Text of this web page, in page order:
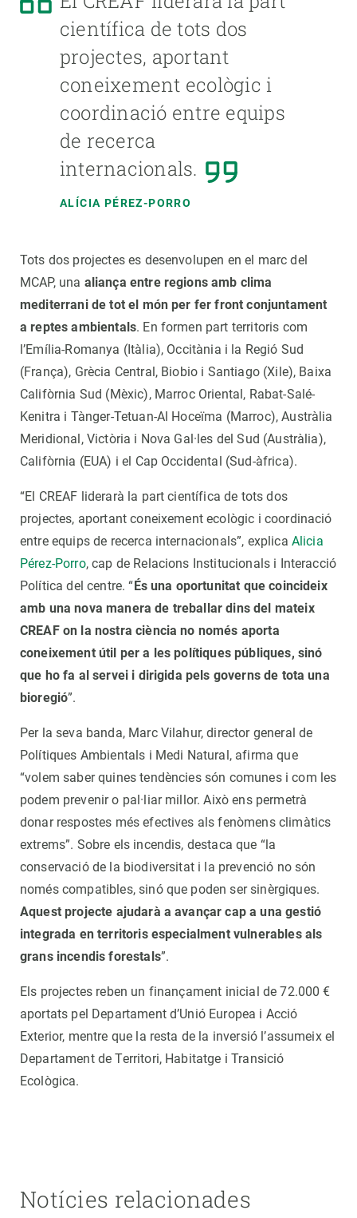
científica de tots dos
projectes, aportant
coneixement ecològic i
coordinació entre equips
de recerca
internacionals.
ALÍCIA PÉREZ-PORRO
Tots dos projectes es desenvolupen en el marc del
MCAP, una aliança entre regions amb clima
mediterrani de tot el món per fer front conjuntament
a reptes ambientals. En formen part territoris com
l’Emília-Romanya (Itàlia), Occitània i la Regió Sud
(França), Grècia Central, Biobio i Santiago (Xile), Baixa
Califòrnia Sud (Mèxic), Marroc Oriental, Rabat-Salé-
Kenitra i Tànger-Tetuan-Al Hoceïma (Marroc), Austràlia
Meridional, Victòria i Nova Gal·les del Sud (Austràlia),
Califòrnia (EUA) i el Cap Occidental (Sud-àfrica).
“El CREAF liderarà la part científica de tots dos
projectes, aportant coneixement ecològic i coordinació
entre equips de recerca internacionals”, explica Alicia
Pérez-Porro, cap de Relacions Institucionals i Interacció
Política del centre. “ És una oportunitat que coincideix
amb una nova manera de treballar dins del mateix
CREAF on la nostra ciència no només aporta
coneixement útil per a les polítiques públiques, sinó
que ho fa al servei i dirigida pels governs de tota una
bioregió”.
Per la seva banda, Marc Vilahur, director general de
Polítiques Ambientals i Medi Natural, afirma que
“volem saber quines tendències són comunes i com les
podem prevenir o pal·liar millor. Això ens permetrà
donar respostes més efectives als fenòmens climàtics
extrems”. Sobre els incendis, destaca que “la
conservació de la biodiversitat i la prevenció no són
només compatibles, sinó que poden ser sinèrgiques.
Aquest projecte ajudarà a avançar cap a una gestió
integrada en territoris especialment vulnerables als
grans incendis forestals”.
Els projectes reben un finançament inicial de 72.000 €
aportats pel Departament d’Unió Europea i Acció
Exterior, mentre que la resta de la inversió l’assumeix el
Departament de Territori, Habitatge i Transició
Ecològica.
Notícies relacionades